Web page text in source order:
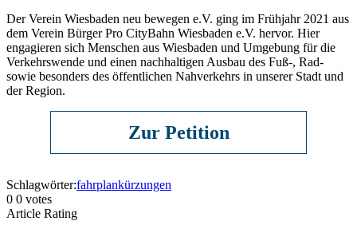
Der Verein Wiesbaden neu bewegen e.V. ging im Frühjahr 2021 aus
dem Verein Bürger Pro CityBahn Wiesbaden e.V. hervor. Hier
engagieren sich Menschen aus Wiesbaden und Umgebung für die
Verkehrswende und einen nachhaltigen Ausbau des Fuß-, Rad-
sowie besonders des öffentlichen Nahverkehrs in unserer Stadt und
der Region.
Zur Petition
Schlagwörter:fahrplankürzungen
0 0 votes
Article Rating